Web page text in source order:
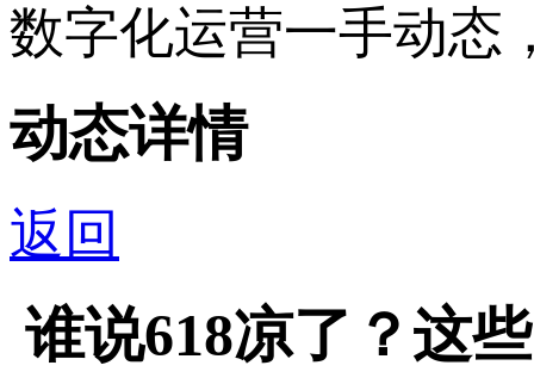
数字化运营一手动态
动态详情
返回
谁说618凉了？这